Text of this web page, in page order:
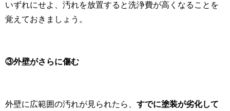
いずれにせよ、汚れを放置すると洗浄費が高くなることを
覚えておきましょう。
③外壁がさらに傷む
外壁に広範囲の汚れが見られたら、 すでに塗装が劣化して